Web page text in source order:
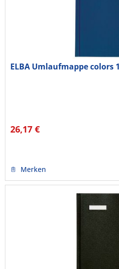
ELBA Umlaufmappe colors
26,17 €
Merken